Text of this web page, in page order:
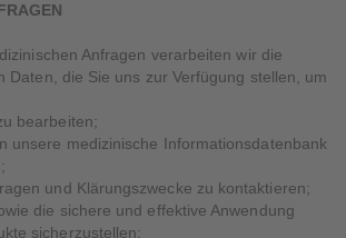
Anfragen verarbeiten wir die
Daten, die Sie uns zur Verfügung stellen, um
bearbeiten;
unsere medizinische Informationsdatenbank
und Klärungszwecke zu kontaktieren;
die sichere und effektive Anwendung
sicherzustellen;